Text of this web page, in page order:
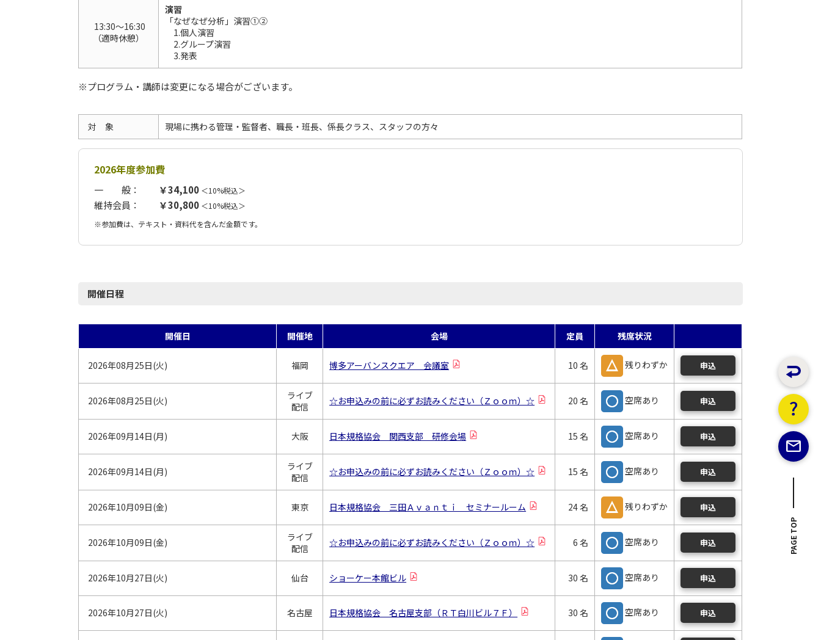
13:30～16:30
（適時休憩）
演習
「なぜなぜ分析」演習①②
1.個人演習
2.グループ演習
3.発表
※プログラム・講師は変更になる場合がございます。
対 象 現場に携わる管理・監督者、職長・班長、係長クラス、スタッフの方々
2026年度参加費
一 般： ￥34,100 ＜10%税込＞
維持会員： ￥30,800 ＜10%税込＞
※参加費は、テキスト・資料代を含んだ金額です。
開催日程
開催日 開催地 会場 定員 残席状況
2026年08月25日(火) 福岡 博多アーバンスクエア 会議室 10 名 残りわずか 申込
2026年08月25日(火)
ライブ
配信
☆お申込みの前に必ずお読みください（Ｚｏｏｍ）☆ 20 名 空席あり 申込
2026年09月14日(月) 大阪 日本規格協会 関西支部 研修会場 15 名 空席あり 申込
2026年09月14日(月)
ライブ
配信
☆お申込みの前に必ずお読みください（Ｚｏｏｍ）☆ 15 名 空席あり 申込
2026年10月09日(金) 東京 日本規格協会 三田Ａｖａｎｔｉ セミナールーム 24 名 残りわずか 申込
2026年10月09日(金)
ライブ
配信
☆お申込みの前に必ずお読みください（Ｚｏｏｍ）☆ 6 名 空席あり 申込
2026年10月27日(火) 仙台 ショーケー本館ビル 30 名 空席あり 申込
2026年10月27日(火) 名古屋 日本規格協会 名古屋支部（ＲＴ白川ビル７Ｆ） 30 名 空席あり 申込
PAGE TOP